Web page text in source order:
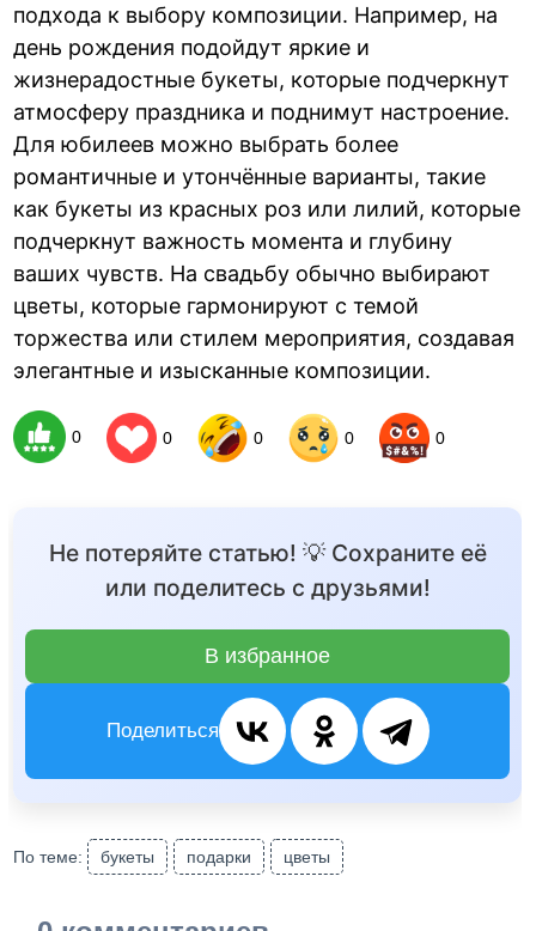
подхода к выбору композиции. Например, на
день рождения подойдут яркие и
жизнерадостные букеты, которые подчеркнут
атмосферу праздника и поднимут настроение.
Для юбилеев можно выбрать более
романтичные и утончённые варианты, такие
как букеты из красных роз или лилий, которые
подчеркнут важность момента и глубину
ваших чувств. На свадьбу обычно выбирают
цветы, которые гармонируют с темой
торжества или стилем мероприятия, создавая
элегантные и изысканные композиции.
0 0 0 0 0
Не потеряйте статью! 💡 Сохраните её
или поделитесь с друзьями!
В избранное
Поделиться
По теме: букеты подарки цветы